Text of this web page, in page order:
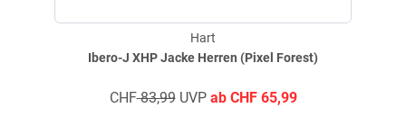
Ibero-J XHP Jacke Herren (Pixel Forest)
Hart
CHF83,99UVP ab CHF65,99